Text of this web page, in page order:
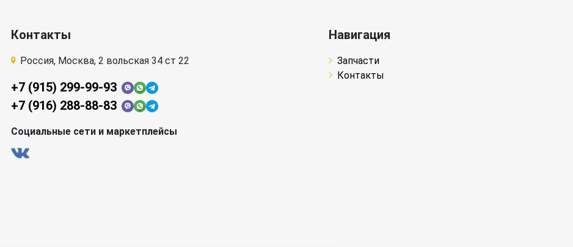
Контакты
Россия, Москва, 2 вольская 34 ст 22
+7 (915) 299-99-93
+7 (916) 288-88-83
Социальные сети и маркетплейсы
Навигация
Запчасти
Контакты